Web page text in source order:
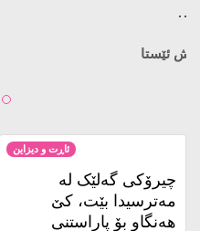
کوژراوە…
3 حەفتە پێش ئێستا
چیرۆکی گەلێک لە
مەترسیدا بێت، کێ
هەنگاو بۆ پاراستنی
دەنێت؟